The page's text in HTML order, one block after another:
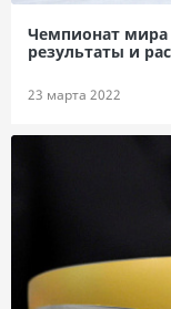
Чемпионат мира
результаты и
23 марта 2022